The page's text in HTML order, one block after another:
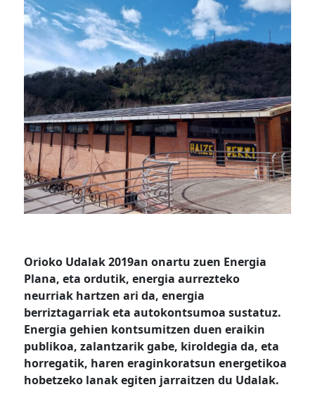
Orioko Udalak 2019an onartu zuen Energia
Plana, eta ordutik, energia aurrezteko
neurriak hartzen ari da, energia
berriztagarriak eta autokontsumoa sustatuz.
Energia gehien kontsumitzen duen eraikin
publikoa, zalantzarik gabe, kiroldegia da, eta
horregatik, haren eraginkoratsun energetikoa
hobetzeko lanak egiten jarraitzen du Udalak.